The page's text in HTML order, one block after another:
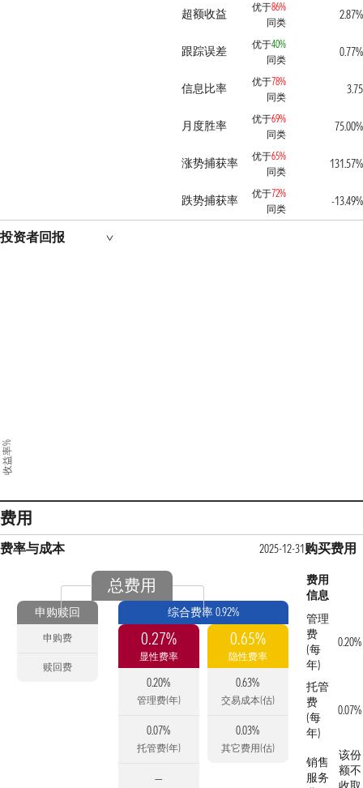
超额收益
优于86%
同类
2.87%
跟踪误差 优于40%
同类
0.77%
信息比率 优于78%
同类
3.75
月度胜率 优于69%
同类
75.00%
涨势捕获率 优于65%
同类
131.57%
跌势捕获率 优于72%
同类
-13.49%
投资者回报
收益率%
费用
费率与成本 2025-12-31
总费用
申购赎回
申购费
赎回费
综合费率 0.92%
0.27%
显性费率
0.20%
管理费(年)
0.07%
托管费(年)
—
0.65%
隐性费率
0.63%
交易成本(估)
0.03%
其它费用(估)
购买费用
费用
信息
管理
费
(每
年)
0.20%
托管
费
(每
年)
0.07%
销售
服务
该份
额不